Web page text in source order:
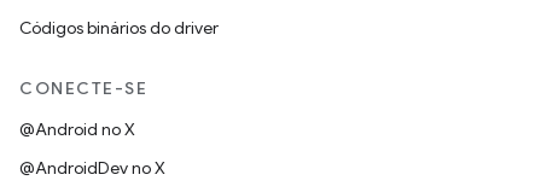
Códigos binários do driver
CONECTE-SE
@Android no X
@AndroidDev no X